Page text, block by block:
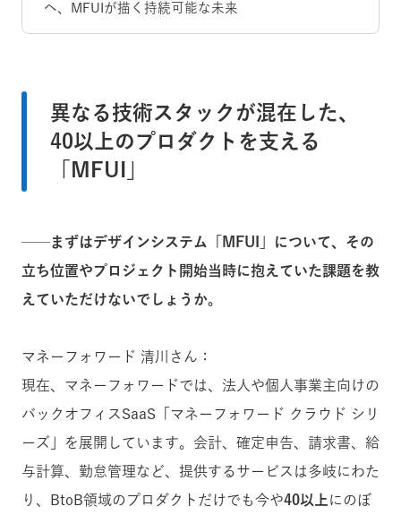
へ、MFUIが描く持続可能な未来
異なる技術スタックが混在した、
40以上のプロダクトを支える
「MFUI」
──まずはデザインシステム「MFUI」について、その
立ち位置やプロジェクト開始当時に抱えていた課題を教
えていただけないでしょうか。
マネーフォワード 清川さん：
現在、マネーフォワードでは、法人や個人事業主向けの
バックオフィスSaaS「マネーフォワード クラウド シリ
ーズ」を展開しています。会計、確定申告、請求書、給
与計算、勤怠管理など、提供するサービスは多岐にわた
り、BtoB領域のプロダクトだけでも今や40以上 にのぼ